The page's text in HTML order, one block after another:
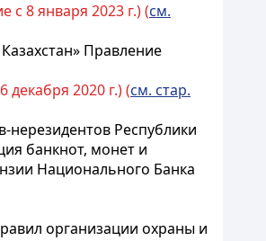
с 8 января 2023 г.) (см.
Правление
2020 г.) (см. стар.
Республики
банкнот, монет и
Национального Банка
организации охраны и